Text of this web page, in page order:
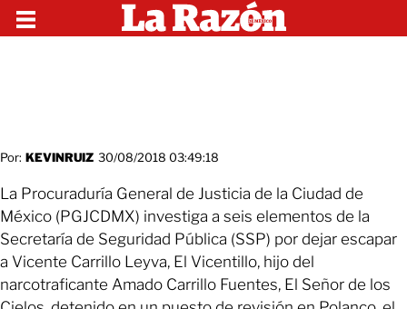
Por: KEVINRUIZ 30/08/2018 03:49:18
La Procuraduría General de Justicia de la Ciudad de
México (PGJCDMX) investiga a seis elementos de la
Secretaría de Seguridad Pública (SSP) por dejar escapar
a Vicente Carrillo Leyva, El Vicentillo, hijo del
narcotraficante Amado Carrillo Fuentes, El Señor de los